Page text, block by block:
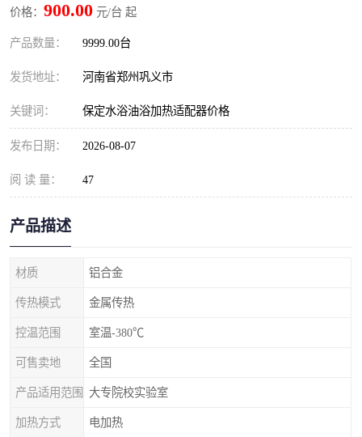
价格： 900.00 元/台 起
产品数量： 9999.00台
发货地址： 河南省郑州巩义市
关键词： 保定水浴油浴加热适配器价格
发布日期： 2026-08-07
阅 读 量： 47
产品描述
材质 铝合金
传热模式 金属传热
控温范围 室温-380℃
可售卖地 全国
产品适用范围 大专院校实验室
加热方式 电加热